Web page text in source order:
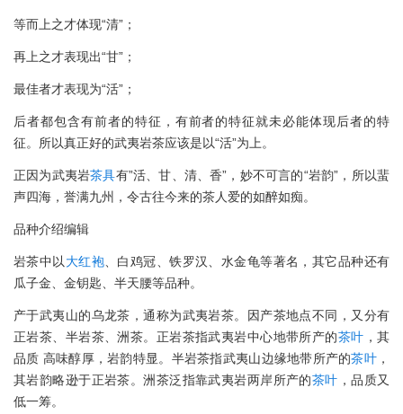
等而上之才体现“清”；
再上之才表现出“甘”；
最佳者才表现为“活”；
后者都包含有前者的特征，有前者的特征就未必能体现后者的特
征。所以真正好的武夷岩茶应该是以“活”为上。
正因为武夷岩茶具有”活、甘、清、香”，妙不可言的“岩韵”，所以蜚
声四海，誉满九州，令古往今来的茶人爱的如醉如痴。
品种介绍编辑
岩茶中以 大红袍 、白鸡冠、铁罗汉、水金龟等著名，其它品种还有
瓜子金、金钥匙、半天腰等品种。
产于武夷山的乌龙茶，通称为武夷岩茶。因产茶地点不同，又分有
正岩茶、半岩茶、洲茶。正岩茶指武夷岩中心地带所产的茶叶 ，其
品质 高味醇厚，岩韵特显。半岩茶指武夷山边缘地带所产的茶叶 ，
其岩韵略逊于正岩茶。洲茶泛指靠武夷岩两岸所产的茶叶 ，品质又
低一筹。